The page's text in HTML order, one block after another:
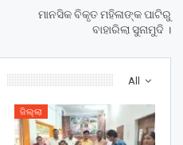
ମାନସିକ ବିକୃତ ମହିଳାଙ୍କ ପାଟିରୁ
ବାହାରିଲା ସୁନାମୁଦି ।
All
ଜିଲ୍ଲା